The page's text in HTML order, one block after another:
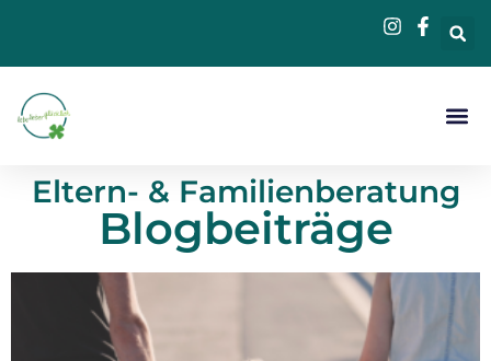
Eltern- & Familienberatung
Blogbeiträge